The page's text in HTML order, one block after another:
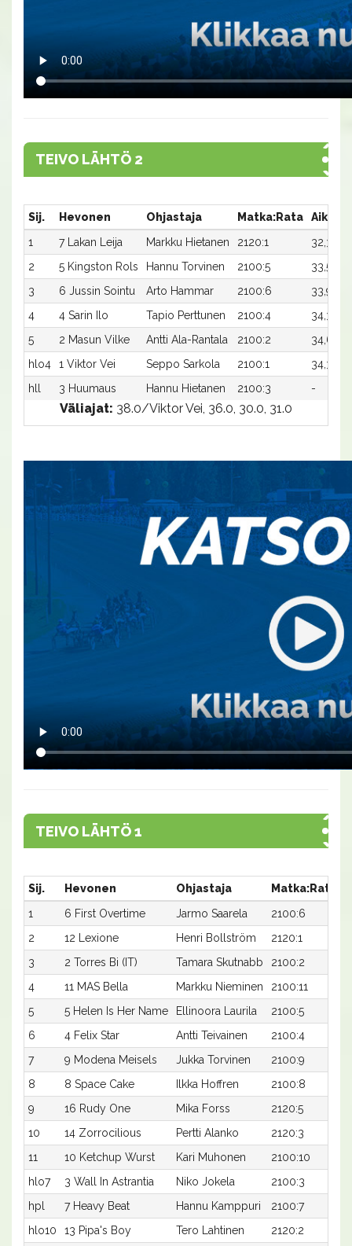
TEIVO LÄHTÖ 2
Sij. Hevonen Ohjastaja Matka:Rata Aika
1
7 Lakan Leija Markku Hietanen 2120:1 32,3
2
5 Kingston Rols Hannu Torvinen 2100:5 33,5
3
6 Jussin Sointu Arto Hammar 2100:6 33,9
4
4 Sarin Ilo Tapio Perttunen 2100:4 34,3x
5
2 Masun Vilke Antti Ala-Rantala 2100:2 34,6x
hlo4
1 Viktor Vei Seppo Sarkola 2100:1 34,3x
hll
3 Huumaus Hannu Hietanen 2100:3 -
Väliajat: 38.0/Viktor Vei, 36.0, 30.0, 31.0
TEIVO LÄHTÖ 1
Sij. Hevonen Ohjastaja Matka:Rata
1
6 First Overtime Jarmo Saarela 2100:6
2
12 Lexione Henri Bollström 2120:1
3
2 Torres Bi (IT) Tamara Skutnabb 2100:2
4
11 MAS Bella Markku Nieminen 2100:11
5
5 Helen Is Her Name Ellinoora Laurila 2100:5
6
4 Felix Star Antti Teivainen 2100:4
7
9 Modena Meisels Jukka Torvinen 2100:9
8
8 Space Cake Ilkka Hoffren 2100:8
9
16 Rudy One Mika Forss 2120:5
10
14 Zorrocilious Pertti Alanko 2120:3
11
10 Ketchup Wurst Kari Muhonen 2100:10
hlo7
3 Wall In Astrantia Niko Jokela 2100:3
hpl
7 Heavy Beat Hannu Kamppuri 2100:7
hlo10
13 Pipa's Boy Tero Lahtinen 2120:2